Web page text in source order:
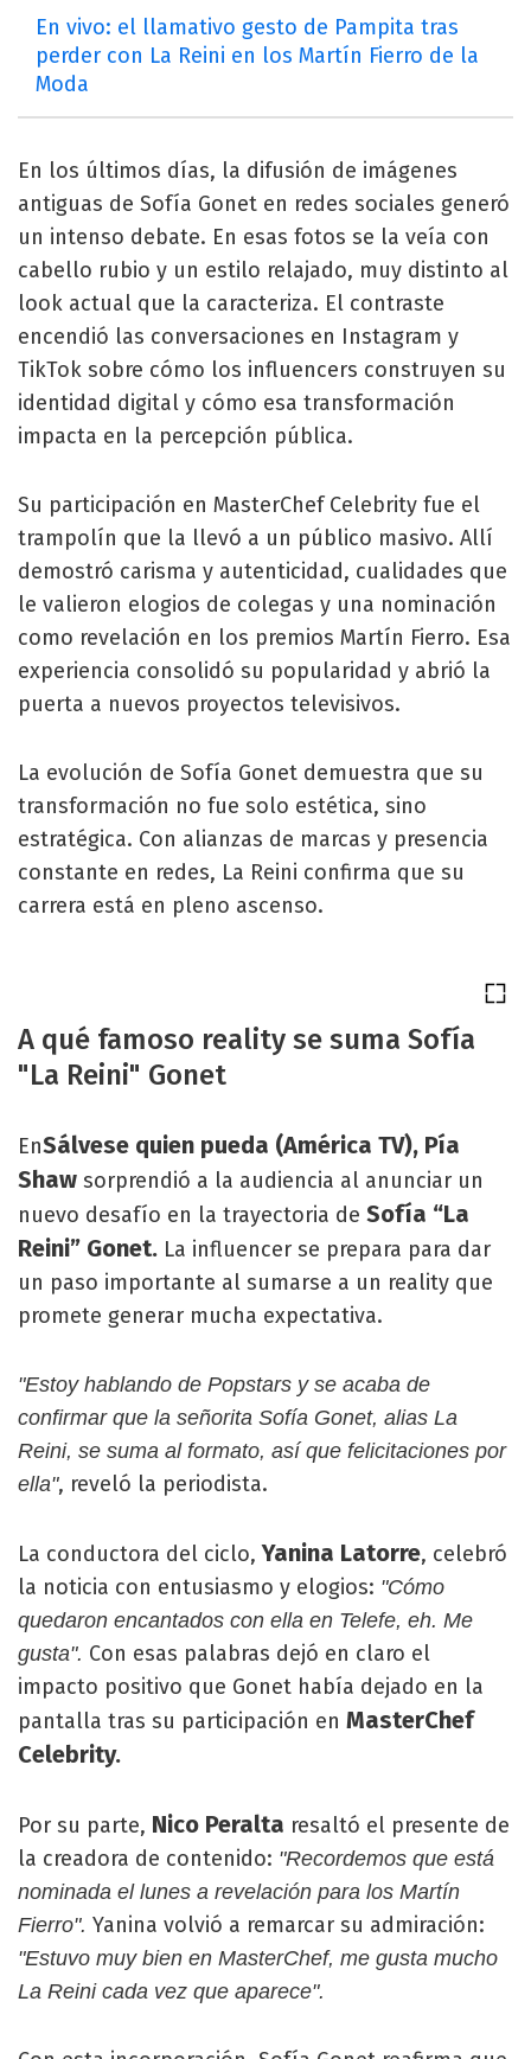
En vivo: el llamativo gesto de Pampita tras
perder con La Reini en los Martín Fierro de la
Moda
En los últimos días, la difusión de imágenes
antiguas de Sofía Gonet en redes sociales generó
un intenso debate. En esas fotos se la veía con
cabello rubio y un estilo relajado, muy distinto al
look actual que la caracteriza. El contraste
encendió las conversaciones en Instagram y
TikTok sobre cómo los influencers construyen su
identidad digital y cómo esa transformación
impacta en la percepción pública.
Su participación en MasterChef Celebrity fue el
trampolín que la llevó a un público masivo. Allí
demostró carisma y autenticidad, cualidades que
le valieron elogios de colegas y una nominación
como revelación en los premios Martín Fierro. Esa
experiencia consolidó su popularidad y abrió la
puerta a nuevos proyectos televisivos.
La evolución de Sofía Gonet demuestra que su
transformación no fue solo estética, sino
estratégica. Con alianzas de marcas y presencia
constante en redes, La Reini confirma que su
carrera está en pleno ascenso.
A qué famoso reality se suma Sofía
"La Reini" Gonet
EnSálvese quien pueda (América TV), Pía
Shaw sorprendió a la audiencia al anunciar un
nuevo desafío en la trayectoria de Sofía “La
Reini” Gonet. La influencer se prepara para dar
un paso importante al sumarse a un reality que
promete generar mucha expectativa.
"Estoy hablando de Popstars y se acaba de
confirmar que la señorita Sofía Gonet, alias La
Reini, se suma al formato, así que felicitaciones por
ella", reveló la periodista.
La conductora del ciclo,Yanina Latorre, celebró
la noticia con entusiasmo y elogios: "Cómo
quedaron encantados con ella en Telefe, eh. Me
gusta". Con esas palabras dejó en claro el
impacto positivo que Gonet había dejado en la
pantalla tras su participación en MasterChef
Celebrity.
Por su parte, Nico Peralta resaltó el presente de
la creadora de contenido: "Recordemos que está
nominada el lunes a revelación para los Martín
Fierro". Yanina volvió a remarcar su admiración:
"Estuvo muy bien en MasterChef, me gusta mucho
La Reini cada vez que aparece".